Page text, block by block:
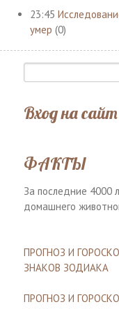
23:45
умер (0)
Вход на сайт
ФАКТЫ
За последние 4000
домашнего
ПРОГНОЗ И
ЗНАКОВ ЗОДИАКА
ПРОГНОЗ И